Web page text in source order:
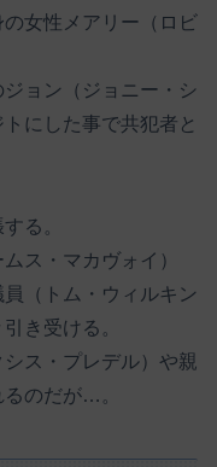
女性メアリー（ロビ
ョン（ジョニー・シ
にした事で共犯者と
る。
ス・マカヴォイ）
（トム・ウィルキン
き受ける。
ス・プレデル）や親
のだが…。